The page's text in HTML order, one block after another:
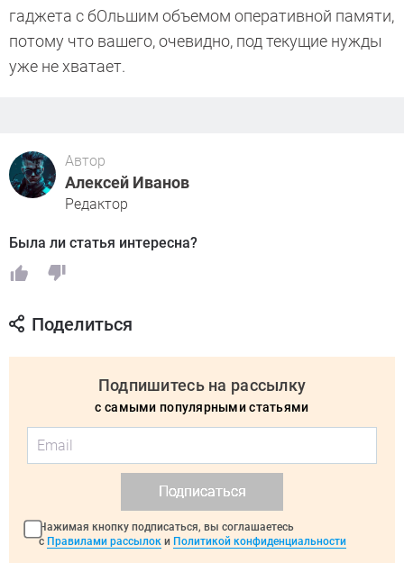
гаджета с бОльшим объемом оперативной памяти,
потому что вашего, очевидно, под текущие нужды
уже не хватает.
Автор
Алексей Иванов
Редактор
Была ли статья интересна?
Поделиться
Подпишитесь на рассылку
с самыми популярными статьями
Подписаться
Нажимая кнопку подписаться, вы соглашаетесь
с Правилами рассылок и Политикой конфиденциальности